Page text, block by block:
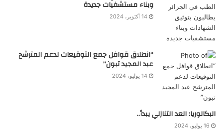
وبناء مستشفيات جديدة
14 أكتوبر، 2024
“انطلاق قوافل جمع التوقيعات لدعم المترشح
عبد المجيد تبون”
14 يوليو، 2024
البكالوريا: العد التنازلي يبدأ..
16 يوليو، 2024